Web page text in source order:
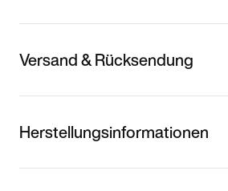
Versand & Rücksendung
Herstellungsinformationen